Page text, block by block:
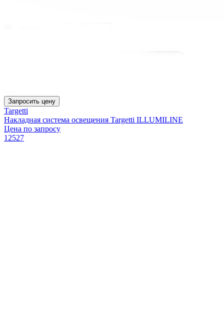
Запросить цену
Targetti
Накладная система освещения Targetti ILLUMILINE
Цена по запросу
12527